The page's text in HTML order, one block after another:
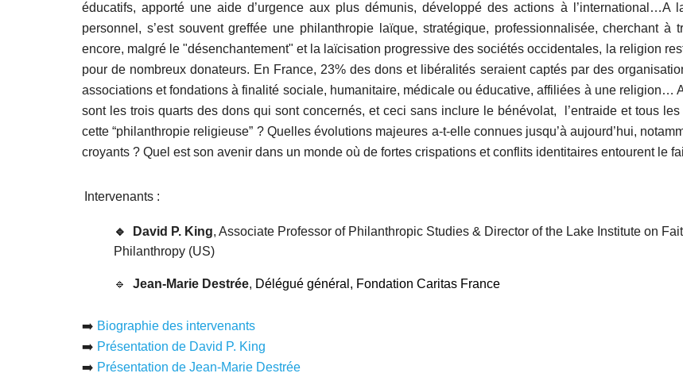
éducatifs, apporté une aide d’urgence aux plus démunis, développé des actions à l’international…A
personnel, s’est souvent greffée une philanthropie laïque, stratégique, professionnalisée, cherchant
encore, malgré le "désenchantement" et la laïcisation progressive des sociétés occidentales, la religion
pour de nombreux donateurs. En France, 23% des dons et libéralités seraient captés par des
associations et fondations à finalité sociale, humanitaire, médicale ou éducative, affiliées à une religion…
sont les trois quarts des dons qui sont concernés, et ceci sans inclure le bénévolat, l’entraide et tous
cette “philanthropie religieuse” ? Quelles évolutions majeures a-t-elle connues jusqu’à aujourd’hui,
croyants ? Quel est son avenir dans un monde où de fortes crispations et conflits identitaires entourent le
Intervenants :
🔹 David P. King, Associate Professor of Philanthropic Studies & Director of the Lake Institute on
Philanthropy (US)
🔹 Jean-Marie Destrée, Délégué général, Fondation Caritas France
➡️ Biographie des intervenants
➡️ Présentation de David P. King
➡️ Présentation de Jean-Marie Destrée